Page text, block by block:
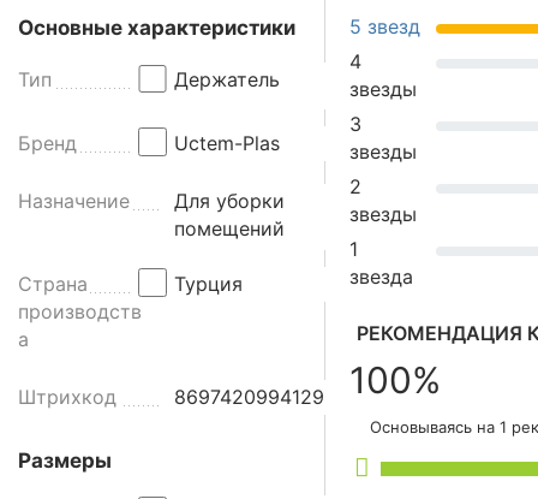
ж
т
л
п
с
к
и
н
а
Основные характеристики
Тип Держатель
Бренд Uctem-Plas
Назначение
Для уборки
помещений
Страна
производств
а
Турция
Штрихкод 8697420994129
Размеры
5 звезд
4
звезды
3
звезды
2
звезды
1
звезда
РЕКОМЕНДАЦИЯ
100%
Основываясь на 1